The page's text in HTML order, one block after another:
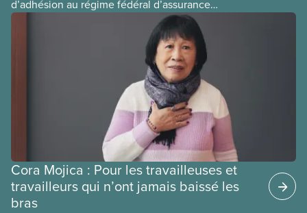
d’adhésion au régime fédéral d’assurance
médicaments. Les sections locales du SCFP dans
ces provinces s’interrogent sur l’incidence que ce
régime pourrait avoir sur leurs avantages
Cora Mojica : Pour les travailleuses et
travailleurs qui n’ont jamais baissé les
bras